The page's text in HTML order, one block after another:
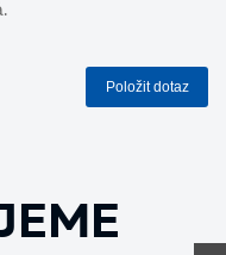
Položit dotaz